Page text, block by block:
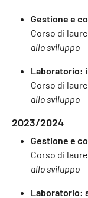
Gestione e
Corso di
allo sviluppo
Laboratorio:
Corso di
allo sviluppo
2023/2024
Gestione e
Corso di
allo sviluppo
Laboratorio: